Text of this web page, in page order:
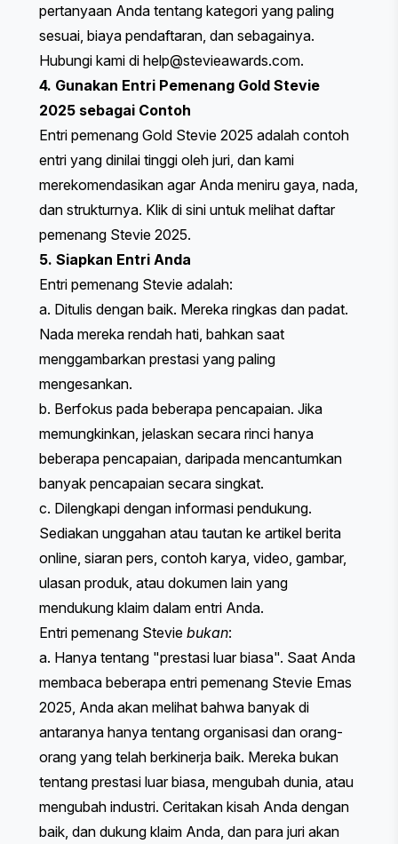
pertanyaan Anda tentang kategori yang paling
sesuai, biaya pendaftaran, dan sebagainya.
Hubungi kami di help@stevieawards.com.
4. Gunakan Entri Pemenang Gold Stevie
2025 sebagai Contoh
Entri pemenang Gold Stevie 2025 adalah contoh
entri yang dinilai tinggi oleh juri, dan kami
merekomendasikan agar Anda meniru gaya, nada,
dan strukturnya. Klik di sini untuk melihat daftar
pemenang Stevie 2025.
5. Siapkan Entri Anda
Entri pemenang Stevie adalah:
a. Ditulis dengan baik. Mereka ringkas dan padat.
Nada mereka rendah hati, bahkan saat
menggambarkan prestasi yang paling
mengesankan.
b. Berfokus pada beberapa pencapaian. Jika
memungkinkan, jelaskan secara rinci hanya
beberapa pencapaian, daripada mencantumkan
banyak pencapaian secara singkat.
c. Dilengkapi dengan informasi pendukung.
Sediakan unggahan atau tautan ke artikel berita
online, siaran pers, contoh karya, video, gambar,
ulasan produk, atau dokumen lain yang
mendukung klaim dalam entri Anda.
Entri pemenang Stevie bukan:
a. Hanya tentang "prestasi luar biasa". Saat Anda
membaca beberapa entri pemenang Stevie Emas
2025, Anda akan melihat bahwa banyak di
antaranya hanya tentang organisasi dan orang-
orang yang telah berkinerja baik. Mereka bukan
tentang prestasi luar biasa, mengubah dunia, atau
mengubah industri. Ceritakan kisah Anda dengan
baik, dan dukung klaim Anda, dan para juri akan